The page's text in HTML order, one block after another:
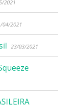
2021
04/2021
23/03/2021